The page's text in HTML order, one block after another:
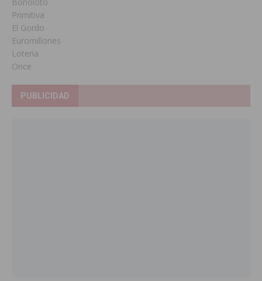
Primitiva
El Gordo
Euromillones
Loteria
Once
PUBLICIDAD